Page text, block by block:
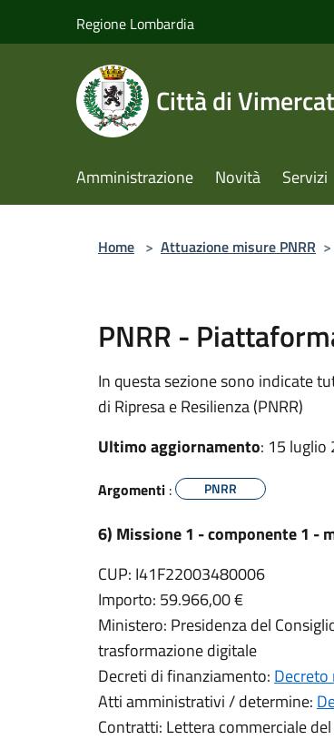
Regione Lombardia
Città di
Amministrazione Novità Servizi
Home > Attuazione misure PNRR >
PNRR -
In questa sezione sono indicate
di Ripresa e Resilienza (PNRR)
Ultimo aggiornamento: 15 luglio
Argomenti : PNRR
6) Missione 1 - componente 1
CUP: I41F22003480006
Importo: 59.966,00 €
Ministero: Presidenza del
trasformazione digitale
Decreti di finanziamento:
Atti amministrativi / determine:
Contratti: Lettera commerciale